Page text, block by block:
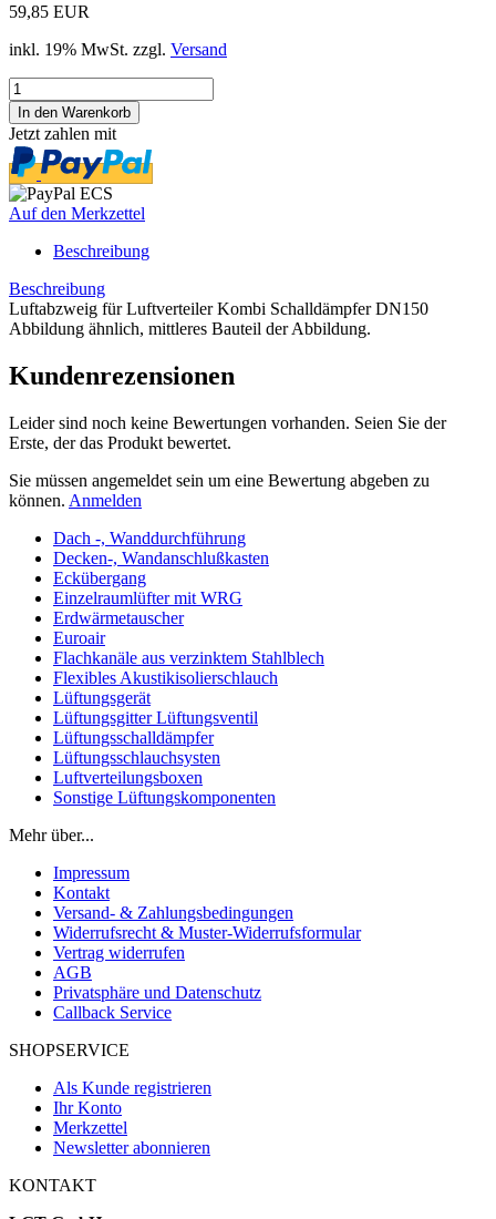
59,85 EUR
inkl. 19% MwSt. zzgl. Versand
Jetzt zahlen mit
Auf den Merkzettel
Beschreibung
Beschreibung
Luftabzweig für Luftverteiler Kombi Schalldämpfer DN150
Abbildung ähnlich, mittleres Bauteil der Abbildung.
Kundenrezensionen
Leider sind noch keine Bewertungen vorhanden. Seien Sie der
Erste, der das Produkt bewertet.
Sie müssen angemeldet sein um eine Bewertung abgeben zu
können. Anmelden
Dach -, Wanddurchführung
Decken-, Wandanschlußkasten
Eckübergang
Einzelraumlüfter mit WRG
Erdwärmetauscher
Euroair
Flachkanäle aus verzinktem Stahlblech
Flexibles Akustikisolierschlauch
Lüftungsgerät
Lüftungsgitter Lüftungsventil
Lüftungsschalldämpfer
Lüftungsschlauchsysten
Luftverteilungsboxen
Sonstige Lüftungskomponenten
Mehr über...
Impressum
Kontakt
Versand- & Zahlungsbedingungen
Widerrufsrecht & Muster-Widerrufsformular
Vertrag widerrufen
AGB
Privatsphäre und Datenschutz
Callback Service
SHOPSERVICE
Als Kunde registrieren
Ihr Konto
Merkzettel
Newsletter abonnieren
KONTAKT